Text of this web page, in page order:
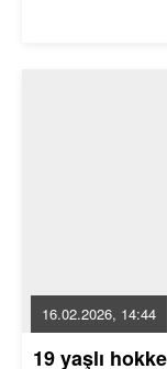
16.02.2026, 14:44
19 yaşlı